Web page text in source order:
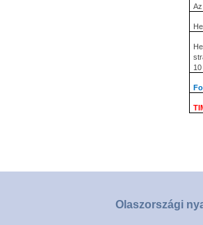
Olaszországi